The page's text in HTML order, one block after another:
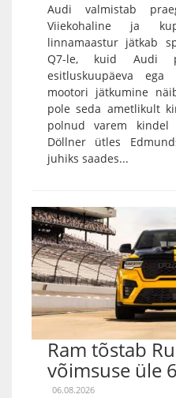
Audi valmistab
Viiekohaline ja
linnamaastur jätkab
Q7-le, kuid Audi
esitluskuupäeva
mootori jätkumine
pole seda ametlikult
polnud varem kindel
Döllner ütles
juhiks saades...
Ram tõstab
võimsuse üle
06.08.2026